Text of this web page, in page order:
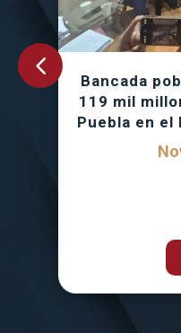
Bancada
119 mil
Puebla en el